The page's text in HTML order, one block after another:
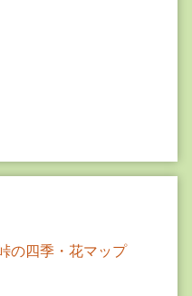
の四季・花マップ